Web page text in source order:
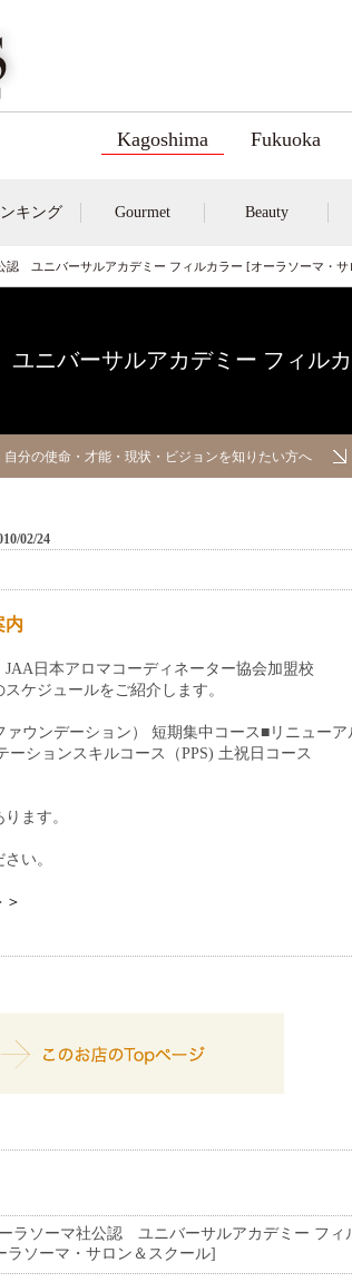
Kagoshima Fukuoka
キング Gourmet Beauty
認 ユニバーサルアカデミー フィルカラー [オーラソーマ・サ
ニバーサルアカデミー フィル
自分の使命・才能・現状・ビジョンを知りたい方へ
02/24
内
日本アロマコーディネーター協会加盟校
ケジュールをご紹介します。
ァウンデーション） 短期集中コース■リニューア
ーションスキルコース（PPS) 土祝日コース
ます。
い。
ラソーマ社公認 ユニバーサルアカデミー フィ
ラソーマ・サロン＆スクール]